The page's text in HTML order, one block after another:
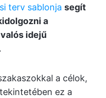
terv sablonja segít
a
idejű
a célok,
ez a